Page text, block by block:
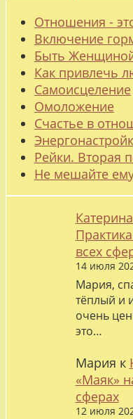
Отношения -
Включение
Быть
Как привлечь
Самоисцеление
Омоложение
Счастье в
Рейки. Вторая
Не мешайте
всех
14 июля
Мария,
тёплый и
очень
это…
Мария к
«Маяк»
сферах
12 июля